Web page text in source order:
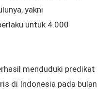
yakni
untuk 4.000
menduduki predikat
di Indonesia pada bulan